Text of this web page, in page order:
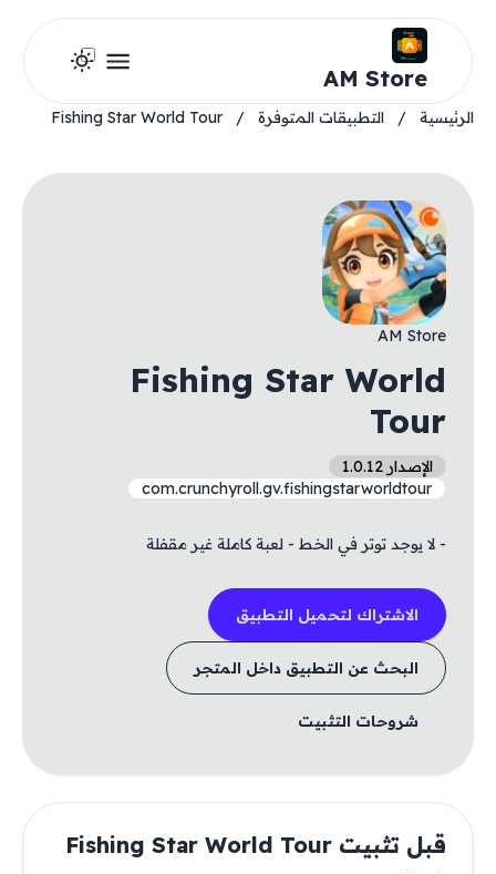
AM Store
الرئيسية / التطبيقات المتوفرة /
Fishing Star World Tour
AM Store
Fishing Star World
Tour
الإصدار 1.0.12
com.crunchyroll.gv.fishingstarworldtour
- لا يوجد توتر في الخط - لعبة كاملة غير مقفلة
الاشتراك لتحميل التطبيق
البحث عن التطبيق داخل المتجر
شروحات التثبيت
قبل تثبيت Fishing Star World Tour